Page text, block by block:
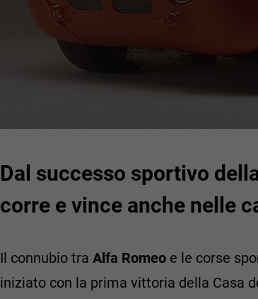
Dal successo sportivo
corre e vince anche nelle
Il connubio tra Alfa Romeo e le corse
iniziato con la prima vittoria della Casa